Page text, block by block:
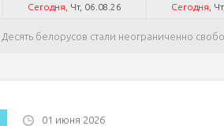
Сегодня , Чт, 06.08.26 Сегодня ,
Десять белорусов стали неограниченно
01 июня 2026